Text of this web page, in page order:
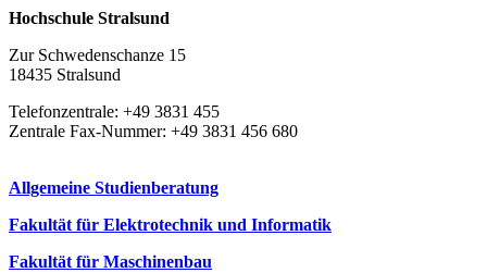
Hochschule Stralsund
Zur Schwedenschanze 15
18435 Stralsund
Telefonzentrale: +49 3831 455
Zentrale Fax-Nummer: +49 3831 456 680
Allgemeine Studienberatung
Fakultät für Elektrotechnik und Informatik
Fakultät für Maschinenbau